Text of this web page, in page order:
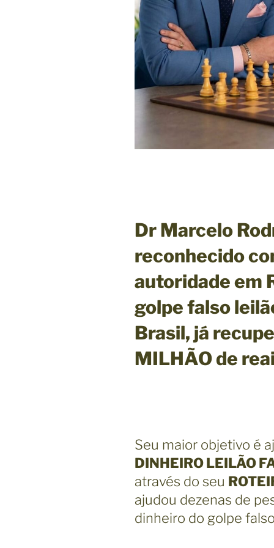
Dr Marcelo
reconhecido
autoridade em
golpe falso
Brasil, já
MILHÃO de
Seu maior objetivo é
DINHEIRO LEILÃO
através do seu
ajudou dezenas de
dinheiro do golpe